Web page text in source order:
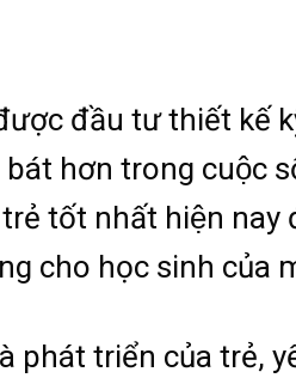
đầu tư thiết kế
hơn trong cuộc
tốt nhất hiện nay
cho học sinh của
phát triển của trẻ,